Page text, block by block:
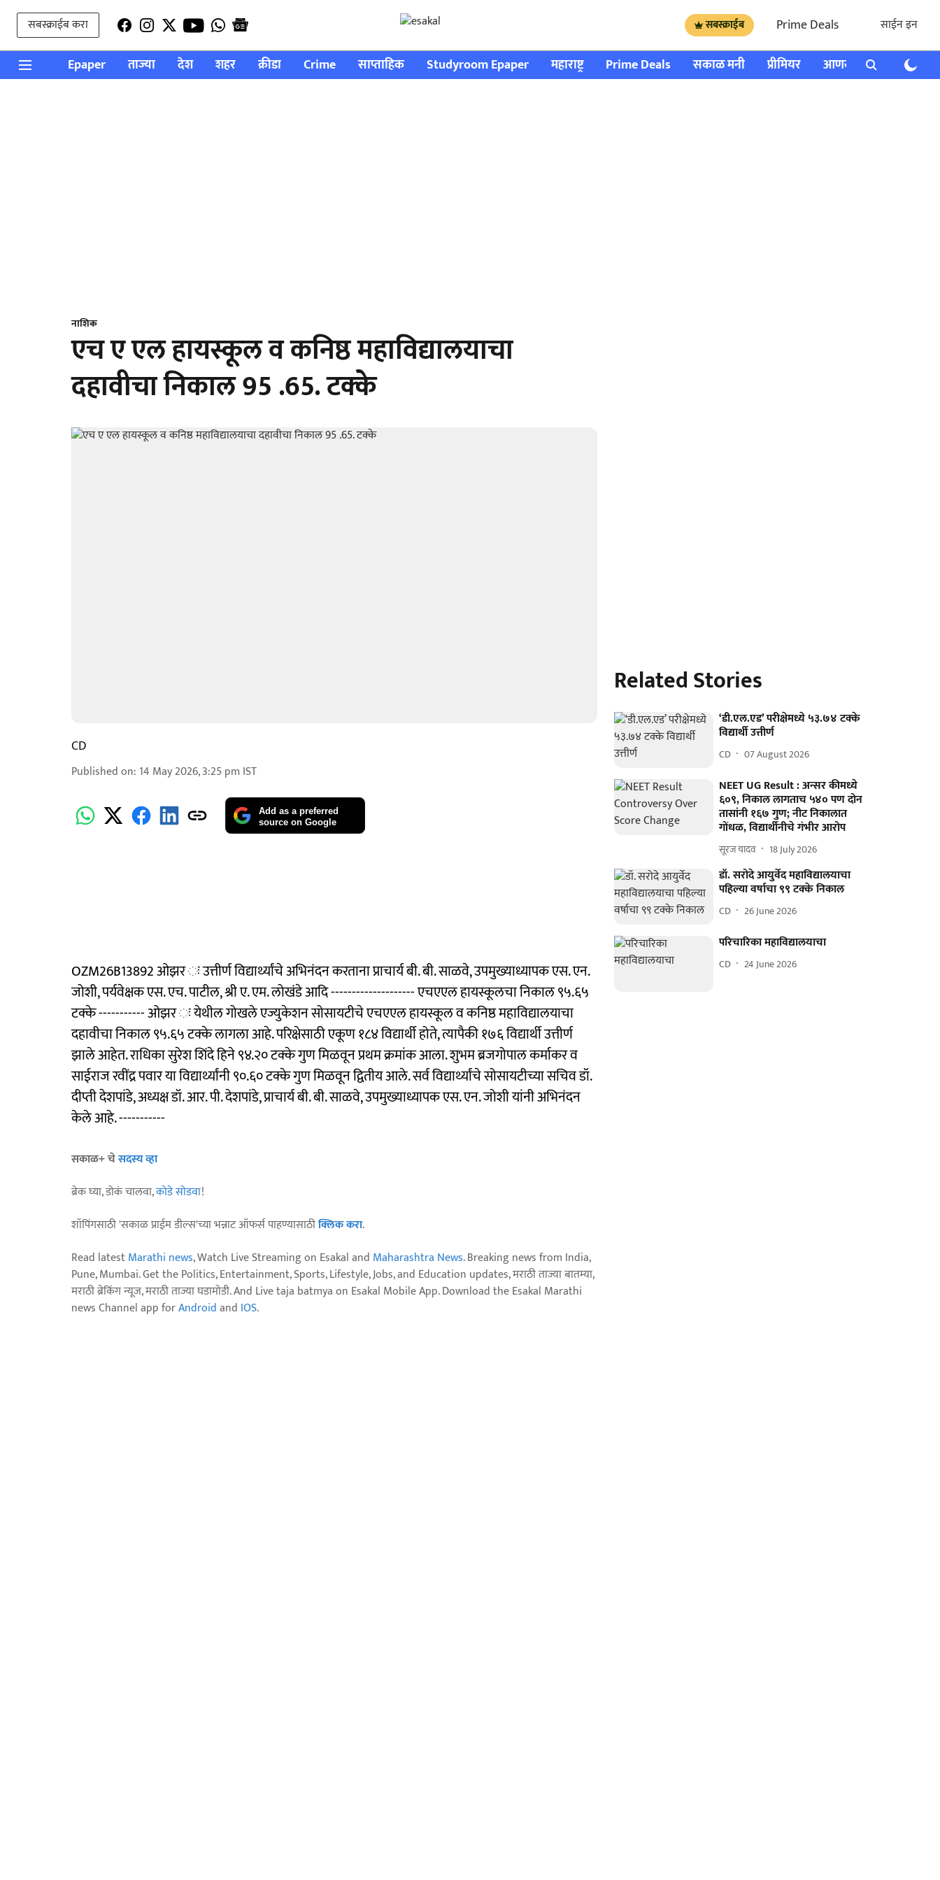
सबस्क्राईब करा सबस्क्राईब Prime Deals साईन इन
Epaper ताज्या देश शहर क्रीडा Crime साप्ताहिक Studyroom Epaper महाराष्ट्र Prime Deals सकाळ मनी प्रीमियर आणखी राशी भविष्य
नाशिक
एच ए एल हायस्कूल व कनिष्ठ महाविद्यालयाचा
दहावीचा निकाल 95 .65. टक्के
CD
Published on: 14 May 2026, 3:25 pm IST
Add as a preferred
source on Google
OZM26B13892 ओझर ः उत्तीर्ण विद्यार्थ्यांचे अभिनंदन करताना प्राचार्य बी. बी. साळवे, उपमुख्याध्यापक एस. एन.
जोशी, पर्यवेक्षक एस. एच. पाटील, श्री ए. एम. लोखंडे आदि -------------------- एचएएल हायस्कूलचा निकाल ९५.६५
टक्के ----------- ओझर ः येथील गोखले एज्युकेशन सोसायटीचे एचएएल हायस्कूल व कनिष्ठ महाविद्यालयाचा
दहावीचा निकाल ९५.६५ टक्के लागला आहे. परिक्षेसाठी एकूण १८४ विद्यार्थी होते, त्यापैकी १७६ विद्यार्थी उत्तीर्ण
झाले आहेत. राधिका सुरेश शिंदे हिने ९४.२० टक्के गुण मिळवून प्रथम क्रमांक आला. शुभम ब्रजगोपाल कर्माकर व
साईराज रवींद्र पवार या विद्यार्थ्यांनी ९०.६० टक्के गुण मिळवून द्वितीय आले. सर्व विद्यार्थ्यांचे सोसायटीच्या सचिव डॉ.
दीप्ती देशपांडे, अध्यक्ष डॉ. आर. पी. देशपांडे, प्राचार्य बी. बी. साळवे, उपमुख्याध्यापक एस. एन. जोशी यांनी अभिनंदन
केले आहे. -----------
सकाळ+ चेसदस्य व्हा
ब्रेक घ्या, डोकं चालवा,कोडे सोडवा!
शॉपिंगसाठी 'सकाळ प्राईम डील्स'च्या भन्नाट ऑफर्स पाहण्यासाठीक्लिक करा.
Read latestMarathi news, Watch Live Streaming on Esakal and Maharashtra News. Breaking news from India,
Pune, Mumbai. Get the Politics, Entertainment, Sports, Lifestyle, Jobs, and Education updates, मराठी ताज्या बातम्या,
मराठी ब्रेकिंग न्यूज, मराठी ताज्या घडामोडी. And Live taja batmya on Esakal Mobile App. Download the Esakal Marathi
news Channel app forAndroidand IOS.
Related Stories
‘डी.एल.एड’ परीक्षेमध्ये ५३.७४ टक्के
विद्यार्थी उत्तीर्ण
CD 07 August 2026
NEET UG Result : अन्सर कीमध्ये
६०९, निकाल लागताच ५४० पण दोन
तासांनी १६७ गुण; नीट निकालात
गोंधळ, विद्यार्थीनीचे गंभीर आरोप
सूरज यादव 18 July 2026
डॉ. सरोदे आयुर्वेद महाविद्यालयाचा
पहिल्या वर्षाचा ९९ टक्के निकाल
CD 26 June 2026
परिचारिका महाविद्यालयाचा
CD 24 June 2026